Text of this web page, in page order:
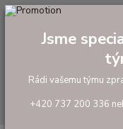
tel: +420 737 200 336
Jsme
Rádi vašemu týmu
+420 737 200 336